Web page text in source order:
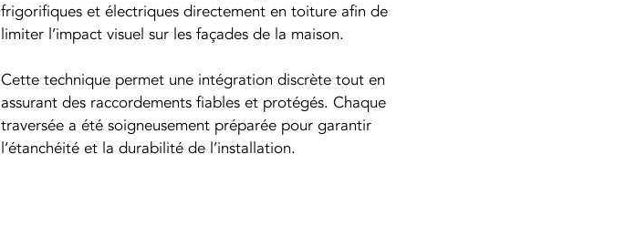
frigorifiques et électriques directement en toiture afin de
limiter l’impact visuel sur les façades de la maison.
Cette technique permet une intégration discrète tout en
assurant des raccordements fiables et protégés. Chaque
traversée a été soigneusement préparée pour garantir
l’étanchéité et la durabilité de l’installation.